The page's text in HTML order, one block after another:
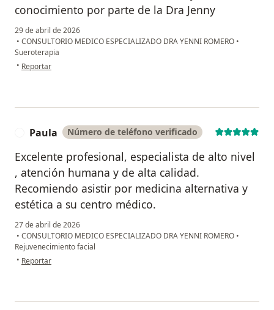
conocimiento por parte de la Dra Jenny
29 de abril de 2026
• CONSULTORIO MEDICO ESPECIALIZADO DRA YENNI ROMERO •
Sueroterapia
• en opinión del usuario Yuly O
Reportar
Paula Número de teléfono verificado
Excelente profesional, especialista de alto nivel
, atención humana y de alta calidad.
Recomiendo asistir por medicina alternativa y
estética a su centro médico.
27 de abril de 2026
• CONSULTORIO MEDICO ESPECIALIZADO DRA YENNI ROMERO •
Rejuvenecimiento facial
• en opinión del usuario Paula
Reportar